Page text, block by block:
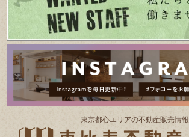
東京都⼼エリアの不動産販売情報